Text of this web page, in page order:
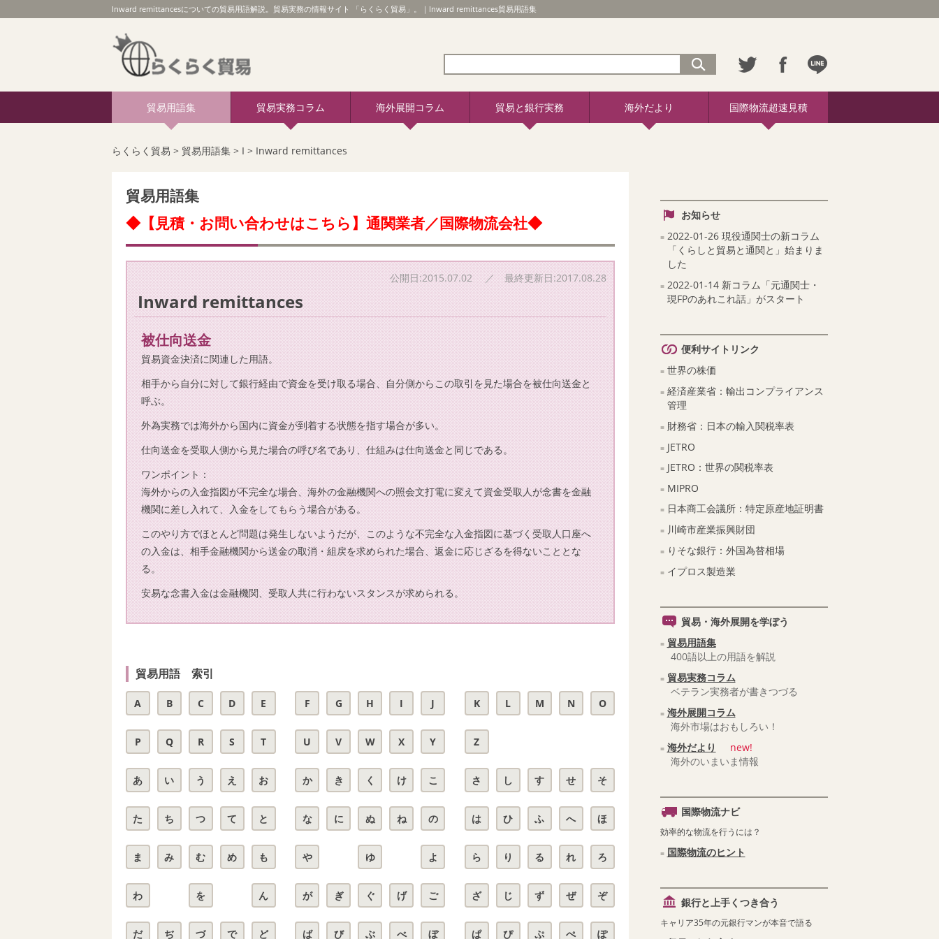
Inward remittancesについての貿易用語解説。貿易実務の情報サイト 「らくらく貿易」。｜Inward remittances貿易用語集
貿易用語集 貿易実務コラム 海外展開コラム 貿易と銀行実務 海外だより 国際物流超速見積
らくらく貿易 > 貿易用語集> I > Inward remittances
貿易用語集
◆【見積・お問い合わせはこちら】通関業者／国際物流会社◆
公開日:2015.07.02 ／ 最終更新日:2017.08.28
Inward remittances
被仕向送金
貿易資金決済に関連した用語。
相手から自分に対して銀行経由で資金を受け取る場合、自分側からこの取引を見た場合を被仕向送金と
呼ぶ。
外為実務では海外から国内に資金が到着する状態を指す場合が多い。
仕向送金を受取人側から見た場合の呼び名であり、仕組みは仕向送金と同じである。
ワンポイント：
海外からの入金指図が不完全な場合、海外の金融機関への照会文打電に変えて資金受取人が念書を金融
機関に差し入れて、入金をしてもらう場合がある。
このやり方でほとんど問題は発生しないようだが、このような不完全な入金指図に基づく受取人口座へ
の入金は、相手金融機関から送金の取消・組戻を求められた場合、返金に応じざるを得ないこととな
る。
安易な念書入金は金融機関、受取人共に行わないスタンスが求められる。
貿易用語 索引
A B C D E F G H I J K L M N O
P Q R S T U V W X Y Z
あ い う え お か き く け こ さ し す せ そ
た ち つ て と な に ぬ ね の は ひ ふ へ ほ
ま み む め も や ゆ よ ら り る れ ろ
わ を ん が ぎ ぐ げ ご ざ じ ず ぜ ぞ
だ ぢ づ で ど ば び ぶ べ ぼ ぱ ぴ ぷ ぺ ぽ
お知らせ
2022-01-26 現役通関士の新コラム
「くらしと貿易と通関と」始まりま
した
2022-01-14 新コラム「元通関士・
現FPのあれこれ話」がスタート
便利サイトリンク
世界の株価
経済産業省：輸出コンプライアンス
管理
財務省：日本の輸入関税率表
JETRO
JETRO：世界の関税率表
MIPRO
日本商工会議所：特定原産地証明書
川崎市産業振興財団
りそな銀行：外国為替相場
イプロス製造業
貿易・海外展開を学ぼう
貿易用語集
400語以上の用語を解説
貿易実務コラム
ベテラン実務者が書きつづる
海外展開コラム
海外市場はおもしろい！
海外だより
new!
海外のいまいま情報
国際物流ナビ
効率的な物流を行うには？
国際物流のヒント
銀行と上手くつき合う
キャリア35年の元銀行マンが本音で語る